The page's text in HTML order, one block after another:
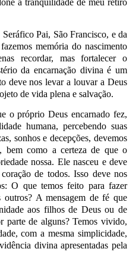
Pai, São Francisco, e da
memória do nascimento
recordar, mas fortalecer o
da encarnação divina é um
deve nos levar a louvar a Deus
de vida plena e salvação.
o próprio Deus encarnado fez,
humana, percebendo suas
sonhos e decepções, devemos
bem como a certeza de que o
nossa. Ele nasceu e deve
de todos. Isso deve nos
O que temos feito para fazer
A mensagem de fé que
aos filhos de Deus ou de
parte de alguns? Temos vivido,
com a mesma simplicidade,
divina apresentadas pela